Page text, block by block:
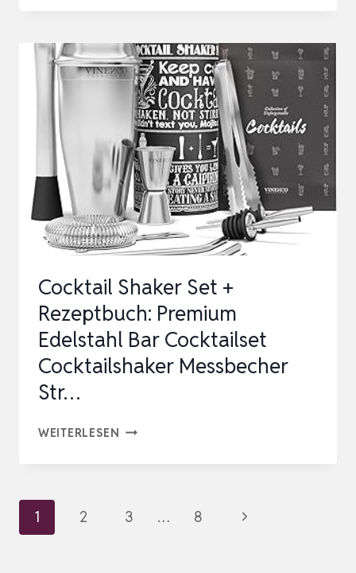
SCHWARZ
[TESTSIEGER],
825ML
COCKTAIL
SHAKER
MIT
BAR
ZUBEHÖR
FÜR
Cocktail Shaker Set +
Rezeptbuch: Premium
Edelstahl Bar Cocktailset
Cocktailshaker Messbecher
Str…
WEITERLESEN COCKTAIL
REZEPTBUCH:
Seitennavigation
1 2 3 … 8
Nächste